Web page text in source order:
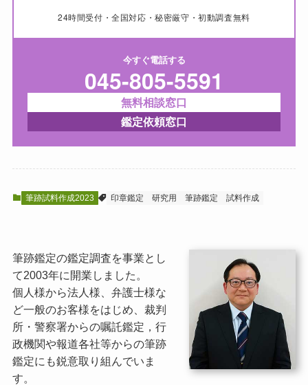
24時間受付・全国対応・秘密厳守・初動調査無料
今すぐ電話する
045-805-5591
無料相談窓口
鑑定依頼窓口
筆跡試料作成2023 印章鑑定 研究用 筆跡鑑定 試料作成
筆跡鑑定の鑑定調査を事業とし
て2003年に開業しました。
個人様から法人様、弁護士様な
ど一般のお客様をはじめ、裁判
所・警察署からの嘱託鑑定，行
政機関や報道各社等からの筆跡
鑑定にも鋭意取り組んでいま
す。